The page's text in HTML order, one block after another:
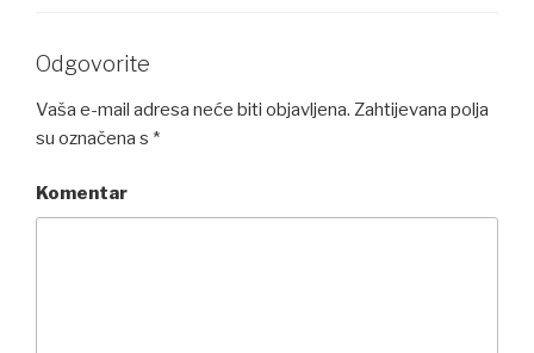
Odgovorite
Vaša e-mail adresa neće biti objavljena. Zahtijevana polja
su označena s *
Komentar